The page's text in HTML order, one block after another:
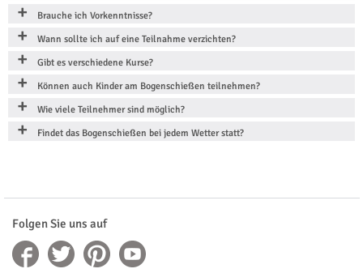
Brauche ich Vorkenntnisse?
Wann sollte ich auf eine Teilnahme verzichten?
Gibt es verschiedene Kurse?
Können auch Kinder am Bogenschießen teilnehmen?
Wie viele Teilnehmer sind möglich?
Findet das Bogenschießen bei jedem Wetter statt?
Folgen Sie uns auf